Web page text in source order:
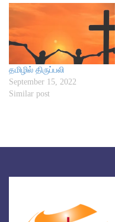
தமிழில் திருப்பலி
September 15, 2022
Similar post